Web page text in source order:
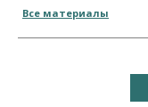
Все материалы